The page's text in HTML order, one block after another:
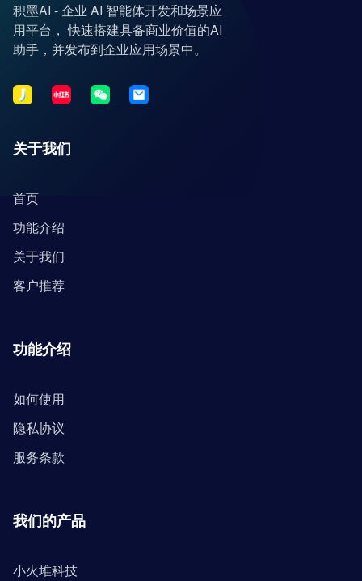
积墨AI - 企业 AI 智能体开发和场景应
用平台， 快速搭建具备商业价值的AI
助手，并发布到企业应用场景中。
关于我们
首页
功能介绍
关于我们
客户推荐
功能介绍
如何使用
隐私协议
服务条款
我们的产品
小火堆科技